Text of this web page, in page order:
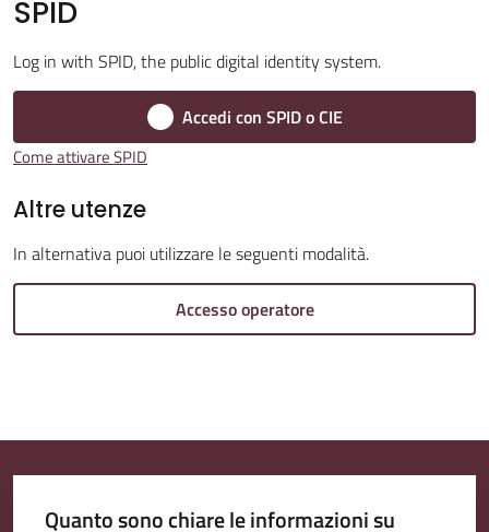
Amministrazione
Trasparente
Menu selezionato
A
b
o
r
SPID
Log in with SPID, the public digital identity system.
Accedi con SPID o CIE
Come attivare SPID
Altre utenze
In alternativa puoi utilizzare le seguenti modalità.
Accesso operatore
Quanto sono chiare le informazioni su